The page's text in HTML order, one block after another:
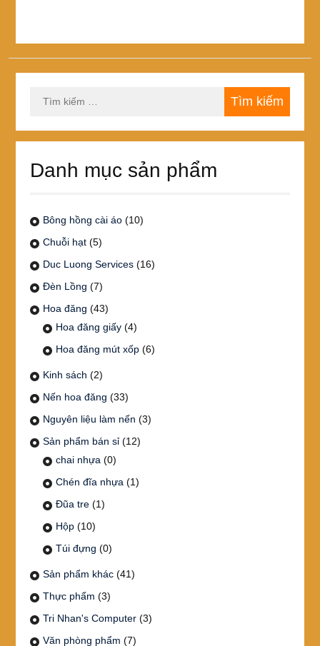
chọn
trang
kiếm
Danh mục sản phẩm
Bông hồng cài áo (10)
Chuỗi hạt (5)
Duc Luong Services (16)
Đèn Lồng (7)
Hoa đăng (43)
Hoa đăng giấy (4)
Hoa đăng mút xốp (6)
Kinh sách (2)
Nến hoa đăng (33)
Nguyên liệu làm nến (3)
Sản phẩm bán sỉ (12)
chai nhựa (0)
Chén đĩa nhựa (1)
Đũa tre (1)
Hộp (10)
Túi đựng (0)
Sản phẩm khác (41)
Thực phẩm (3)
Tri Nhan's Computer (3)
Văn phòng phẩm (7)